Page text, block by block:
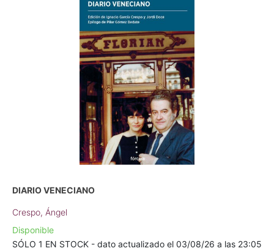
DIARIO VENECIANO
Crespo, Ángel
Disponible
SÓLO 1 EN STOCK - dato actualizado el 03/08/26 a las 23:05